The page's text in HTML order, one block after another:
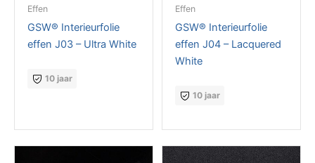
Effen
GSW® Interieurfolie
effen J03 – Ultra White
10 jaar
Effen
GSW® Interieurfolie
effen J04 – Lacquered
White
10 jaar